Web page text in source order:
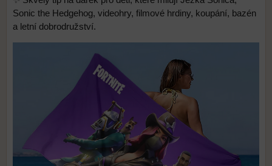
Sonic the Hedgehog, videohry, filmové hrdiny, koupání, bazén
a letní dobrodružství.